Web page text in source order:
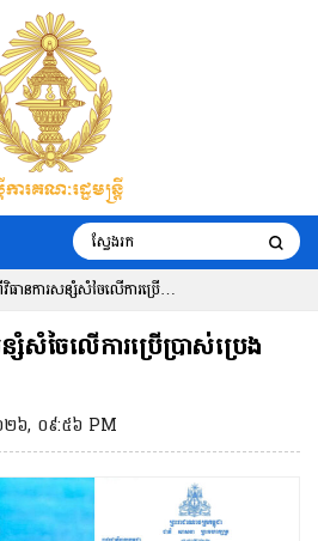
ធានការសន្សំសំចៃលើការប្រើ
ធនៈ និងអគ្គីសនី
សំសំចៃលើការប្រើប្រាស់ប្រេង
២៦, ០៩:៥៦ PM